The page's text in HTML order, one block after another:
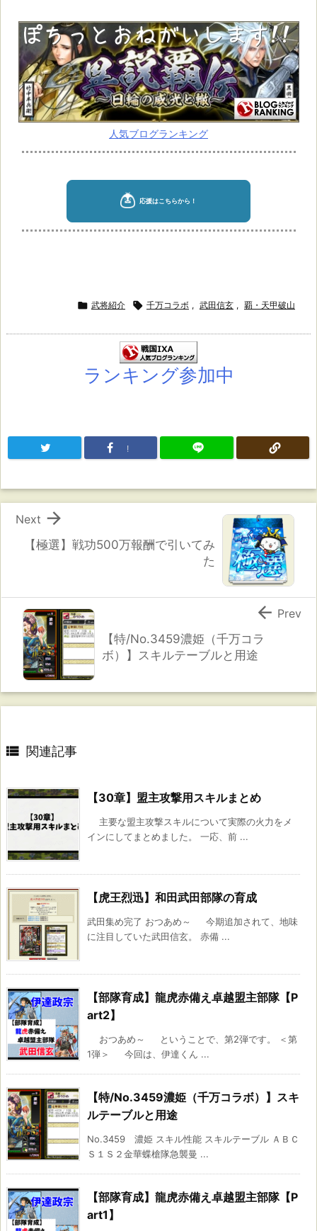
人気ブログランキング
 武将紹介  千万コラボ , 武田信玄 , 覇・天甲破山
ランキング参加中
!
【極選】戦功500万報酬で引いてみ
た

Next
【特/No.3459濃姫（千万コラ
ボ）】スキルテーブルと用途
 Prev
 関連記事
【30章】盟主攻撃用スキルまとめ
主要な盟主攻撃スキルについて実際の火力をメ
インにしてまとめました。 一応、前 ...
【虎王烈迅】和田武田部隊の育成
武田集め完了 おつあめ～ 今期追加されて、地味
に注目していた武田信玄。 赤備 ...
【部隊育成】龍虎赤備え卓越盟主部隊【P
art2】
おつあめ～ ということで、第2弾です。 ＜第
1弾＞ 今回は、伊達くん ...
【特/No.3459濃姫（千万コラボ）】スキ
ルテーブルと用途
No.3459 濃姫 スキル性能 スキルテーブル ＡＢＣ
Ｓ１Ｓ２金華蝶槍隊急襲曼 ...
【部隊育成】龍虎赤備え卓越盟主部隊【P
art1】